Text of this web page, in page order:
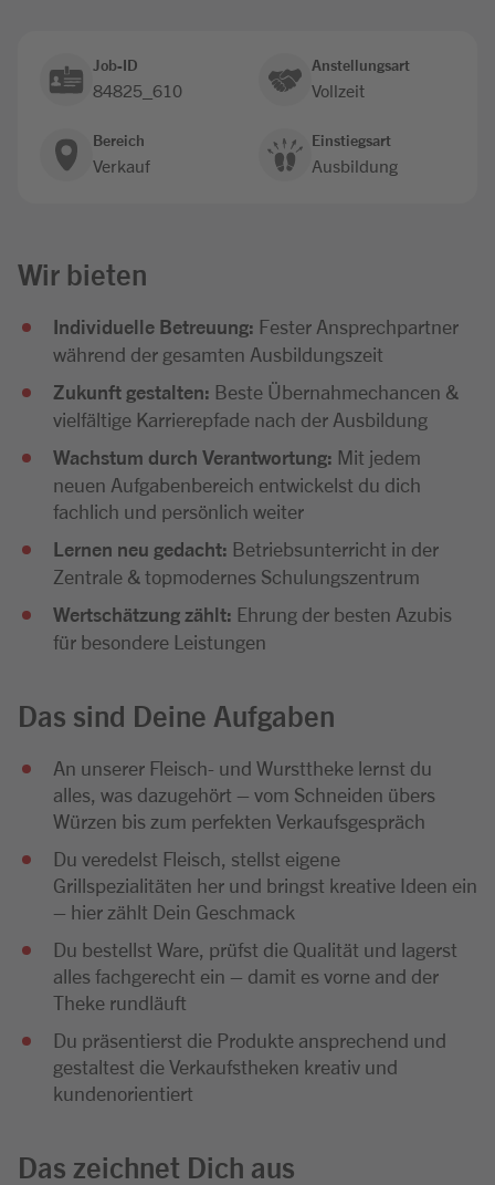
Job-ID
84825_610
Anstellungsart
Vollzeit
Bereich
Verkauf
Einstiegsart
Ausbildung
Wir bieten
Individuelle Betreuung: Fester Ansprechpartner
während der gesamten Ausbildungszeit
Zukunft gestalten: Beste Übernahmechancen &
vielfältige Karrierepfade nach der Ausbildung
Wachstum durch Verantwortung: Mit jedem
neuen Aufgabenbereich entwickelst du dich
fachlich und persönlich weiter
Lernen neu gedacht: Betriebsunterricht in der
Zentrale & topmodernes Schulungszentrum
Wertschätzung zählt: Ehrung der besten Azubis
für besondere Leistungen
Das sind Deine Aufgaben
An unserer Fleisch- und Wursttheke lernst du
alles, was dazugehört – vom Schneiden übers
Würzen bis zum perfekten Verkaufsgespräch
Du veredelst Fleisch, stellst eigene
Grillspezialitäten her und bringst kreative Ideen ein
– hier zählt Dein Geschmack
Du bestellst Ware, prüfst die Qualität und lagerst
alles fachgerecht ein – damit es vorne and der
Theke rundläuft
Du präsentierst die Produkte ansprechend und
gestaltest die Verkaufstheken kreativ und
kundenorientiert
Das zeichnet Dich aus